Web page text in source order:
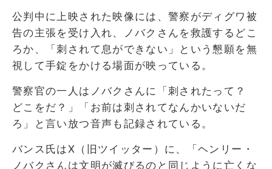
公判中に上映された映像には、警察がディグワ被
告の主張を受け入れ、ノバクさんを救護するどこ
ろか、「刺されて息ができない」という懇願を無
視して手錠をかける場面が映っている。
警察官の一人はノバクさんに「刺されたって？
どこをだ？」「お前は刺されてなんかいないだ
ろ」と言い放つ音声も記録されている。
バンス氏はX（旧ツイッター）に、「ヘンリー・
ノバクさんは文明が滅びるのと同じように亡くな